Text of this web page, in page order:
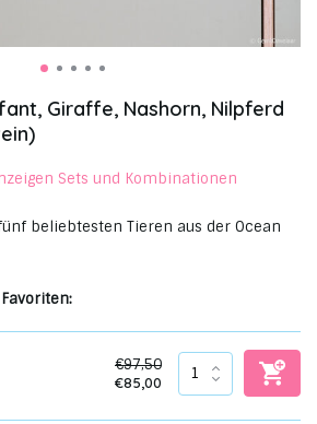
Giraffe, Nashorn, Nilpferd
Sets und Kombinationen
beliebtesten Tieren aus der Ocean
€97,50
€85,00